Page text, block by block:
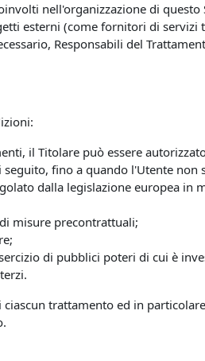
nell'organizzazione di questo
esterni (come fornitori di servizi
Responsabili del
il Titolare può essere
fino a quando l'Utente
dalla legislazione europea in
misure precontrattuali;
di pubblici poteri di cui è
trattamento ed in